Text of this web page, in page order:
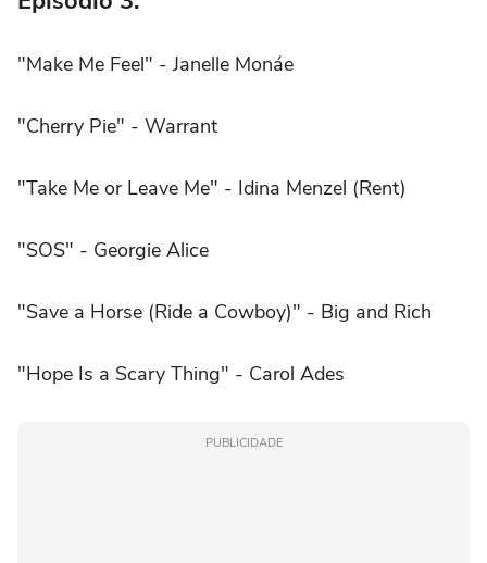
"Make Me Feel" - Janelle Monáe
"Cherry Pie" - Warrant
"Take Me or Leave Me" - Idina Menzel (Rent)
"SOS" - Georgie Alice
"Save a Horse (Ride a Cowboy)" - Big and Rich
"Hope Is a Scary Thing" - Carol Ades
PUBLICIDADE